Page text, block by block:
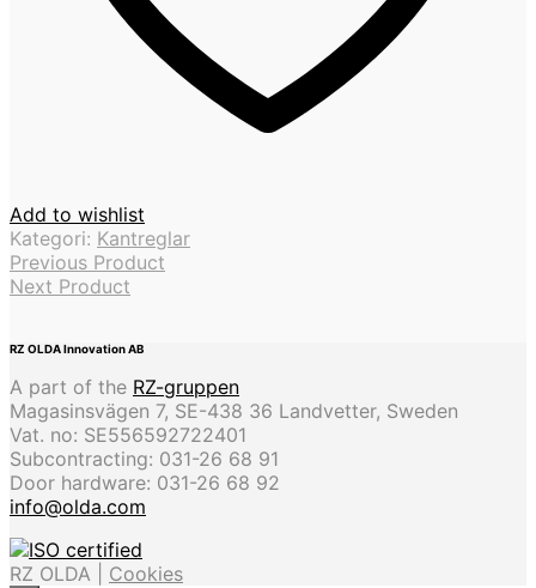
Add to wishlist
Kategori: Kantreglar
Previous Product
Next Product
RZ OLDA Innovation AB
A part of the RZ-gruppen
Magasinsvägen 7, SE-438 36 Landvetter, Sweden
Vat. no: SE556592722401
Subcontracting: 031-26 68 91
Door hardware: 031-26 68 92
info@olda.com
RZ OLDA | Cookies